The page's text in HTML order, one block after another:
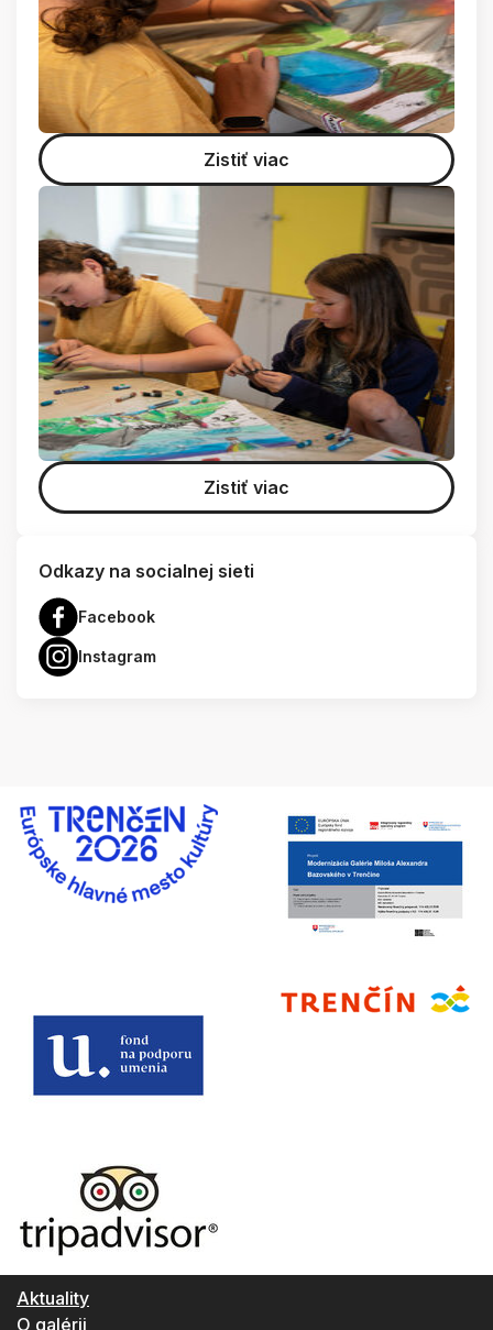
Zistiť viac
Zistiť viac
Odkazy na socialnej sieti
Facebook
Instagram
Aktuality
O galérii